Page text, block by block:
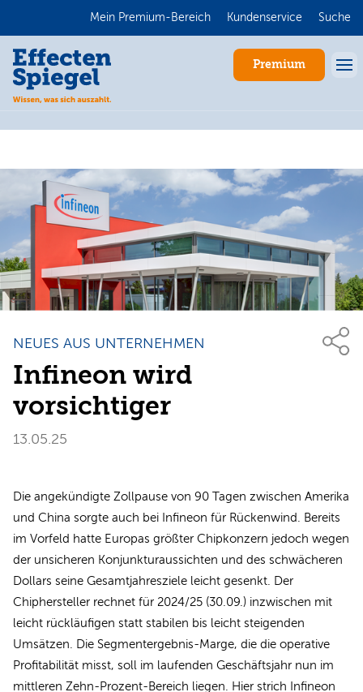
Mein Premium-Bereich Kundenservice Suche
Premium
NEUES AUS UNTERNEHMEN
Infineon wird
vorsichtiger
13.05.25
Die angekündigte Zollpause von 90 Tagen zwischen Amerika
und China sorgte auch bei Infineon für Rückenwind. Bereits
im Vorfeld hatte Europas größter Chipkonzern jedoch wegen
der unsicheren Konjunkturaussichten und des schwächeren
Dollars seine Gesamtjahresziele leicht gesenkt. Der
Chiphersteller rechnet für 2024/25 (30.09.) inzwischen mit
leicht rückläufigen statt stabilen bis leicht steigenden
Umsätzen. Die Segmentergebnis-Marge, die die operative
Profitabilität misst, soll im laufenden Geschäftsjahr nun im
mittleren Zehn-Prozent-Bereich liegen. Hier strich Infineon
Anmelden